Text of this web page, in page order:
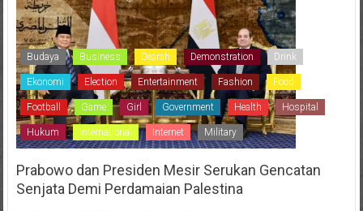
Budaya Business Dearah Demonstration Drink
Ekonomi Election Entertainment Fashion Food
Football Game Girl Government Health Hospital
Hukum International Internet Military
Prabowo dan Presiden Mesir Serukan Gencatan
Senjata Demi Perdamaian Palestina